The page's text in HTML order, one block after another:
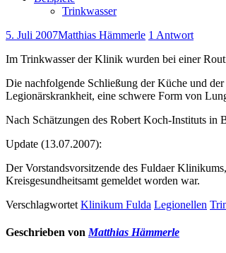
Trinkwasser
5. Juli 2007Matthias Hämmerle 1 Antwort
Im Trinkwasser der Klinik wurden bei einer
Die nachfolgende Schließung der Küche und
Legionärskrankheit, eine schwere Form von
Nach Schätzungen des Robert Koch-Instituts in
Update (13.07.2007):
Der Vorstandsvorsitzende des Fuldaer
Kreisgesundheitsamt gemeldet worden war.
Verschlagwortet Klinikum Fulda Legionellen
Geschrieben von Matthias Hämmerle